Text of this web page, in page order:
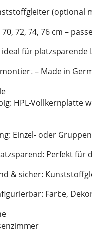
(optional
70, 72, 74, 76 cm –
ideal für platzsparende
– Made in
HPL-Vollkernplatte
Einzel- oder
Perfekt für
& sicher:
Farbe,